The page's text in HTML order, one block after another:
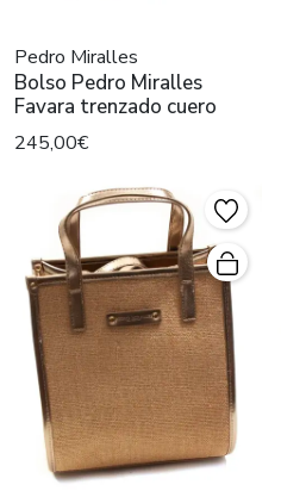
Pedro Miralles
Bolso Pedro Miralles
Favara trenzado cuero
245,00€